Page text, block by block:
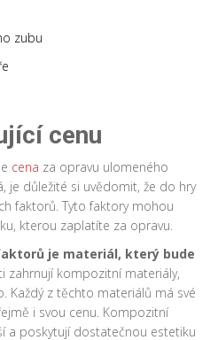
zubu
cenu
cena za opravu ulomeného
je důležité si uvědomit, že do hry
faktorů. Tyto faktory mohou
kterou zaplatíte za opravu.
je materiál, který bude
zahrnují kompozitní materiály,
Každý z těchto materiálů má své
i svou cenu. Kompozitní
a poskytují dostatečnou estetiku